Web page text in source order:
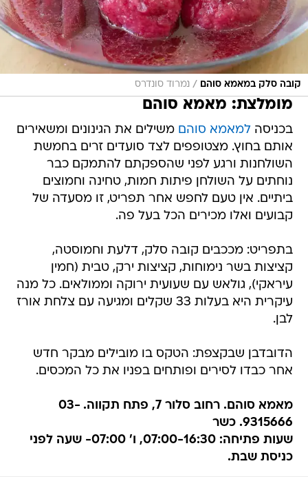
קובה סלק במאמא סוהם / נמרוד סונדרס
מומלצת: מאמא סוהם
בכניסהלמאמא סוהם משילים את הגינונים ומשאירים
אותם בחוץ. מצטופפים לצד סועדים זרים בחמשת
השולחנות ורגע לפני שהספקתם להתמקם כבר
נוחתים על השולחן פיתות חמות, טחינה וחמוצים
ביתיים. אין טעם לחפש אחר תפריט, זו מסעדה של
קבועים ואלו מכירים הכל בעל פה.
בתפריט: מככבים קובה סלק, דלעת וחמוסטה,
קציצות בשר נימוחות, קציצות ירק, טבית (חמין
עיראקי), גולאש עם שעועית ירוקה וממולאים. כל מנה
עיקרית היא בעלות 33 שקלים ומגיעה עם צלחת אורז
לבן.
הדובדבן שבקצפת: הטקס בו מובילים מבקר חדש
אחר כבדו לסירים ופותחים בפניו את כל המכסים.
מאמא סוהם. רחוב סלור 7, פתח תקווה. 03-
9315666. כשר
שעות פתיחה: 07:00-16:30, ו' 07:00- שעה לפני
כניסת שבת.